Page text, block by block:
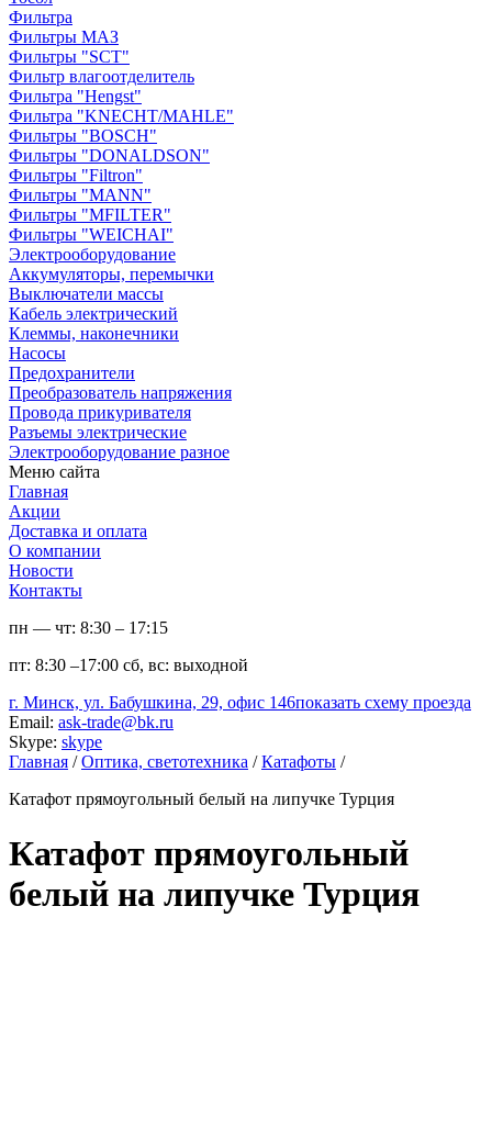
Фильтра
Фильтры МАЗ
Фильтры "SCT"
Фильтр влагоотделитель
Фильтра "Hengst"
Фильтра "KNECHT/MAHLE"
Фильтры "BOSCH"
Фильтры "DONALDSON"
Фильтры "Filtron"
Фильтры "MANN"
Фильтры "MFILTER"
Фильтры "WEICHAI"
Электрооборудование
Аккумуляторы, перемычки
Выключатели массы
Кабель электрический
Клеммы, наконечники
Насосы
Предохранители
Преобразователь напряжения
Провода прикуривателя
Разъемы электрические
Электрооборудование разное
Меню сайта
Главная
Акции
Доставка и оплата
О компании
Новости
Контакты
пн — чт: 8:30 – 17:15
пт: 8:30 –17:00 сб, вс: выходной
г. Минск, ул. Бабушкина, 29, офис 146показать схему проезда
Email: ask-trade@bk.ru
Skype: skype
Главная / Оптика, светотехника / Катафоты /
Катафот прямоугольный белый на липучке Турция
Катафот прямоугольный
белый на липучке Турция